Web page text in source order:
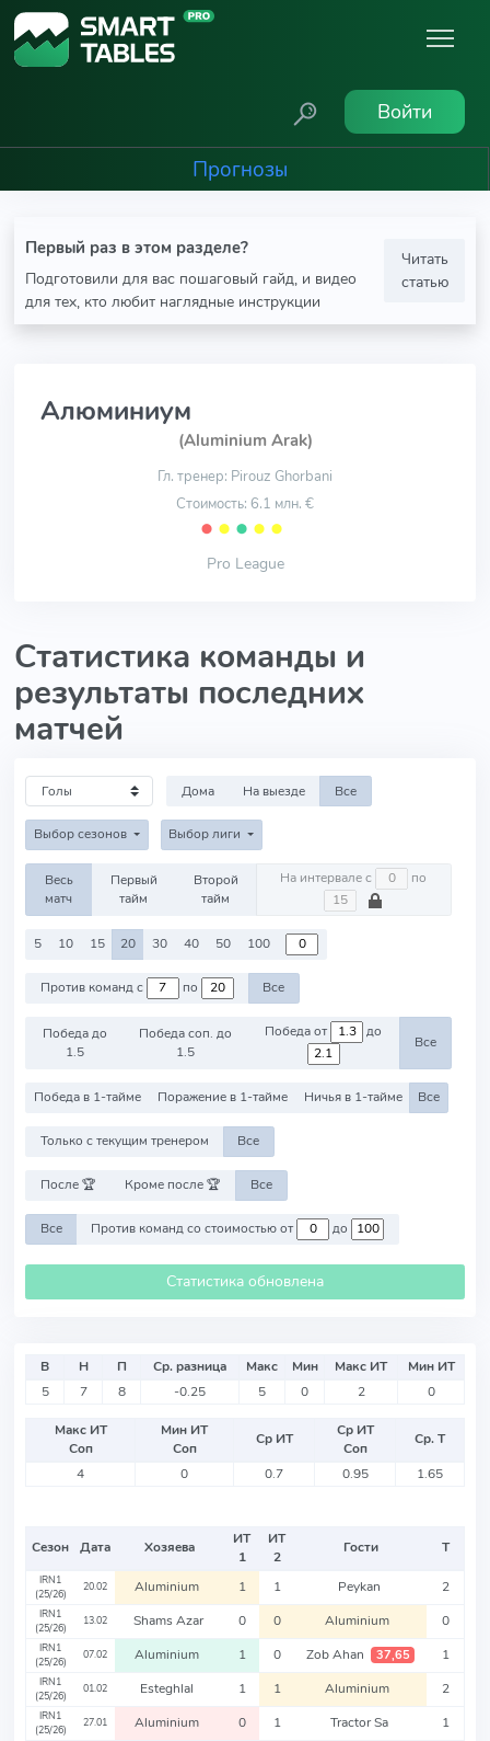
Войти
Прогнозы
Первый раз в этом разделе?
Подготовили для вас пошаговый гайд, и видео
для тех, кто любит наглядные инструкции
Читать
статью
Алюминиум
(Aluminium Arak)
Гл. тренер: Pirouz Ghorbani
Стоимость: 6.1 млн. €
⬤ ⬤ ⬤ ⬤ ⬤
Pro League
Статистика команды и
результаты последних
матчей
Дома На выезде Все
Выбор сезонов Выбор лиги
Весь
матч
Первый
тайм
Второй
тайм
На интервале с по
5 10 15 20 30 40 50 100
Против команд с по Все
Победа до
1.5
Победа соп. до
1.5
Победа от до
Все
Победа в 1-тайме Поражение в 1-тайме Ничья в 1-тайме Все
Только с текущим тренером Все
После 🏆 Кроме после 🏆 Все
Все Против команд со стоимостью от до
Статистика обновлена
В Н П Ср. разница Макс Мин Макс ИТ
Мин ИТ
5
7 8 -0.25 5 0 2 0
Макс ИТ
Соп
Мин ИТ
Соп
Ср ИТ
Ср ИТ
Соп
Ср. Т
4
0 0.7 0.95 1.65
Сезон Дата Хозяева
ИТ
1
ИТ
2
Гости Т
IRN1
(25/26)
20.02 Aluminium 1 1 Peykan 2
IRN1
(25/26)
13.02 Shams Azar 0 0 Aluminium 0
IRN1
(25/26)
07.02 Aluminium 1 0 Zob Ahan 37,65 1
IRN1
(25/26)
01.02 Esteghlal 1 1 Aluminium 2
IRN1
(25/26)
27.01 Aluminium 0 1 Tractor Sa 1